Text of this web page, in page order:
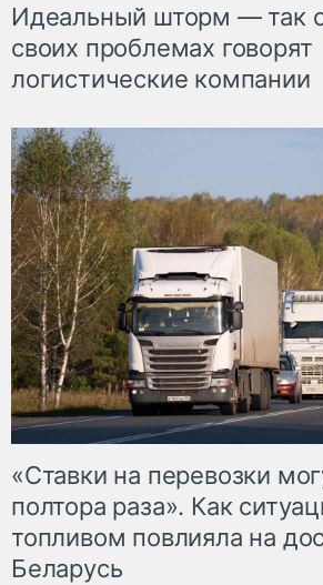
Идеальный шторм — так
своих проблемах говорят
логистические компании
«Ставки на перевозки
полтора раза». Как
топливом повлияла на
Беларусь